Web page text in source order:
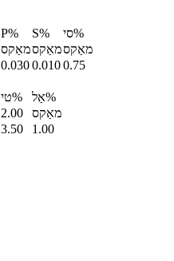
P% S%
סי%
מאַקסמאַקסמאַקס
0.0300.0100.75
טי%
אַל%
2.00
מאַקס
3.50 1.00